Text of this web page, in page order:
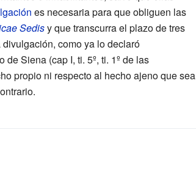
es necesaria para que obliguen las
Sedisy que transcurra el plazo de tres
como ya lo declaró
de Siena (cap I, ti. 5º, ti. 1º de las
propio ni respecto al hecho ajeno que sea